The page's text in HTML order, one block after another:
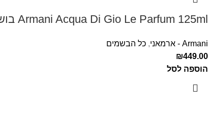
Armani Acqua Di Gio Le Parfum 125ml בושם ארמני לגבר אקווה דה ג'יו
Armani - ארמאני , כל הבשמים
₪449.00
הוספה לסל